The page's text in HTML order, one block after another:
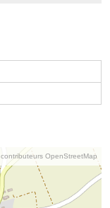
OpenStreetMap